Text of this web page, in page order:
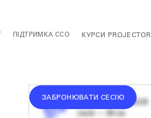
ПІДТРИМКА ССО КУРСИ PROJECTOR
ЗАБРОНЮВАТИ СЕСІЮ
1500
₴
сесія — 60 хв